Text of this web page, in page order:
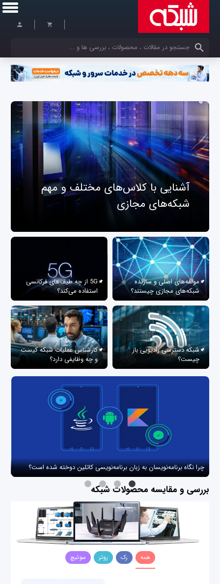
کلمات کلیدی خود را وارد کنید
آشنایی با کلاس‌های مختلف و مهم
شبکه‌های مجازی
مولفه‌های اصلی و سازنده
شبکه‌های مجازی چیستند؟
5G از چه طیف‌های فرکانسی
استفاده می‌کند؟
شبکه دسترسی رادیویی باز
چیست؟
کارشناس عملیات شبکه کیست
و چه وظایفی دارد؟
چرا نگاه برنامه‌نویسان به زبان برنامه‌نویسی کاتلین دوخته شده است؟
بررسی و مقایسه محصولات شبکه
همه رک روتر سوئیچ